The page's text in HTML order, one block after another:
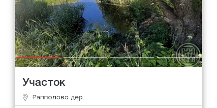
Участок
Рапполово дер.